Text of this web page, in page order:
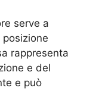
serve a
rappresenta
e del
e può